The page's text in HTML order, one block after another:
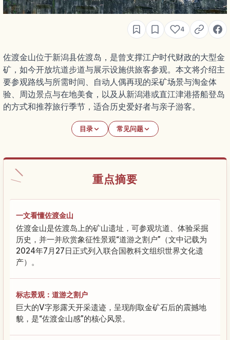
4
佐渡金山位于新潟县佐渡岛，是曾支撑江户时代财政的大型金
矿，如今开放坑道步道与展示设施供旅客参观。本文将介绍主
要参观路线与所需时间、自动人偶再现的采矿场景与淘金体
验、周边景点与在地美食，以及从新潟港或直江津港搭船登岛
的方式和推荐旅行季节，适合历史爱好者与亲子游客。
目录 常见问题
重点摘要
一文看懂佐渡金山
佐渡金山是佐渡岛上的矿山遗址，可参观坑道、体验采掘
历史，并一并欣赏象征性景观“道游之割户”（文中记载为
2024年7月27日正式列入联合国教科文组织世界文化遗
产）。
标志景观：道游之割户
巨大的V字形露天开采遗迹，呈现削取金矿石后的震撼地
貌，是“佐渡金山感”的核心风景。